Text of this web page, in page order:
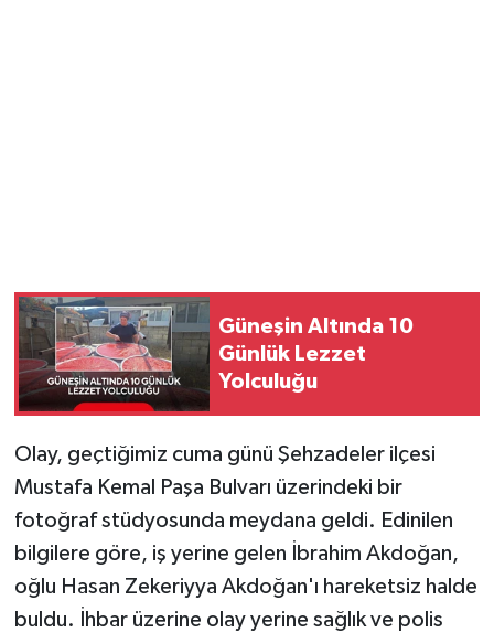
Güneşin Altında 10
Günlük Lezzet
Yolculuğu
Olay, geçtiğimiz cuma günü Şehzadeler ilçesi
Mustafa Kemal Paşa Bulvarı üzerindeki bir
fotoğraf stüdyosunda meydana geldi. Edinilen
bilgilere göre, iş yerine gelen İbrahim Akdoğan,
oğlu Hasan Zekeriyya Akdoğan'ı hareketsiz halde
buldu. İhbar üzerine olay yerine sağlık ve polis